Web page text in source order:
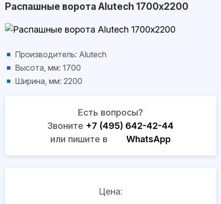
Распашные ворота Alutech 1700х2200
Производитель: Alutech
Высота, мм: 1700
Ширина, мм: 2200
Есть вопросы?
Звоните +7 (495) 642-42-44
или пишите в
WhatsApp
Цена: